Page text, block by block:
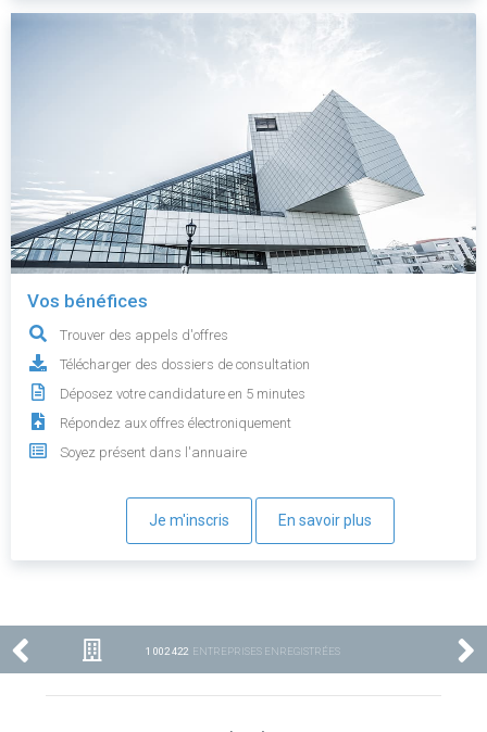
Vos bénéfices
Trouver des appels d'offres
Télécharger des dossiers de consultation
Déposez votre candidature en 5 minutes
Répondez aux offres électroniquement
Soyez présent dans l'annuaire
Je m'inscris En savoir plus
1 002 422 ENTREPRISES ENREGISTRÉES